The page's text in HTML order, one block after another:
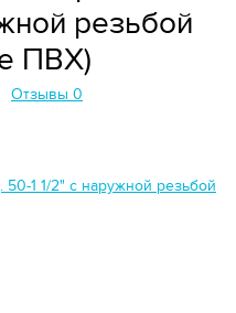
резьбой
ПВХ)
Отзывы 0